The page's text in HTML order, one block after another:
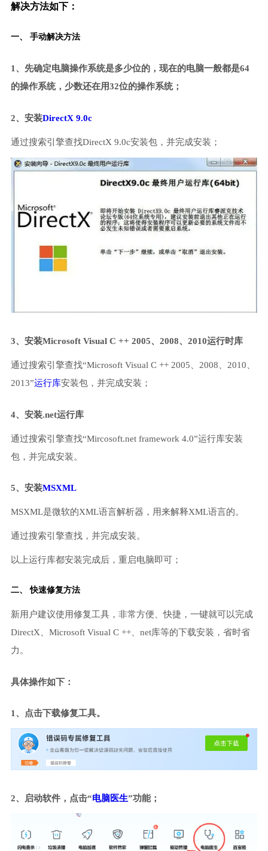
解决方法如下：
一、 手动解决方法
1、先确定电脑操作系统是多少位的，现在的电脑一般都是64
的操作系统，少数还在用32位的操作系统；
2、安装DirectX 9.0c
通过搜索引擎查找DirectX 9.0c安装包，并完成安装；
3、安装Microsoft Visual C ++ 2005、2008、2010运行时库
通过搜索引擎查找“Microsoft Visual C ++ 2005、2008、2010、
2013”运行库安装包，并完成安装；
4、安装.net运行库
通过搜索引擎查找“Mircosoft.net framework 4.0”运行库安装
包，并完成安装。
5、安装MSXML
MSXML是微软的XML语言解析器，用来解释XML语言的。
通过搜索引擎查找，并完成安装。
以上运行库都安装完成后，重启电脑即可；
二、 快速修复方法
新用户建议使用修复工具，非常方便、快捷，一键就可以完成
DirectX、Microsoft Visual C ++、net库等的下载安装，省时省
力。
具体操作如下：
1、点击下载修复工具。
2、启动软件，点击“电脑医生”功能；